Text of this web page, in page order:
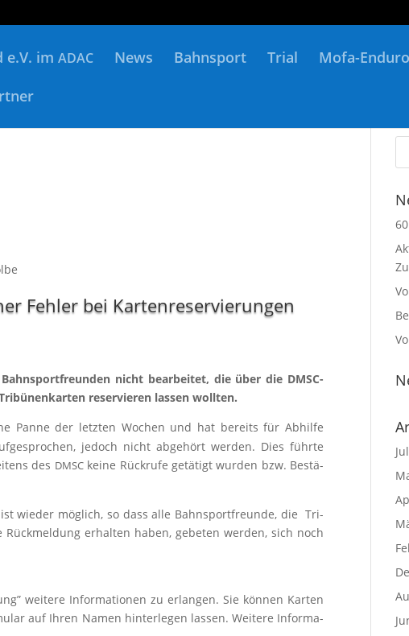
e.V. im ADAC News Bahnsport Trial Mofa-Enduro
Fehler bei Kartenreservierungen
nicht bear­bei­tet, die über die DMSC-
reser­vie­ren las­sen woll­ten.
Pan­ne der letz­ten Wochen und hat bereits für Abhil­fe
jedoch nicht abge­hört wer­den. Dies führ­te
des DMSCkei­ne Rück­ru­fe getä­tigt wur­den bzw. Bestä­
wie­der mög­lich, so dass alle Bahn­sport­freun­de, die Tri­
erhal­ten haben, gebe­ten wer­den, sich noch
wei­te­re Infor­ma­tio­nen zu erlan­gen. Sie kön­nen Kar­ten
auf Ihren Namen hin­ter­le­gen las­sen. Wei­te­re Infor­ma­